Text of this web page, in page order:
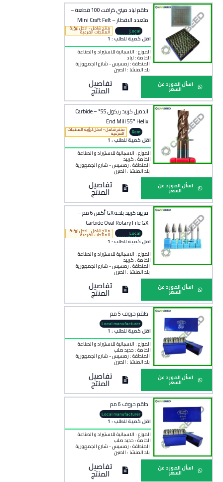
طقم لباد ميني كرافت 100 قطعة –
متعدد الاقطار – Mini Craft Felt
Polishing Set
Local
manufactur
er
منتج شامل - ادخل لرؤية
المنتجات الفرعية
اقل كمية للطلب : 1
الموزع : الاسبانية للاستيراد و الصناعة
الخامة : لباد
المنطقة : رمسيس - شارع الجمهورية
بلد المنشأ :الصين
اسأل المورد عن
السعر تفاصيل
المنتج
اندميل كربيد ريكول 55° – Carbide
End Mill 55° Helix
Rem
o
منتج شامل - ادخل لرؤية المنتجات
الفرعية
اقل كمية للطلب : 1
الموزع : الاسبانية للاستيراد و الصناعة
الخامة : كربيد
المنطقة :رمسيس - شارع الجمهورية
بلد المنشأ :الصين
اسأل المورد عن
السعر تفاصيل
المنتج
فريزة كربيد بلحة GX أكس 6 مم –
Carbide Oval Rotary File GX
Local
manufactur
er
منتج شامل - ادخل لرؤية
المنتجات الفرعية
اقل كمية للطلب : 1
الموزع : الاسبانية للاستيراد و الصناعة
الخامة : كربيد
المنطقة : رمسيس - شارع الجمهورية
بلد المنشأ : الصين
اسأل المورد عن
السعر تفاصيل
المنتج
طقم حروف 5 مم
Local manufacturer
اقل كمية للطلب : 1
الموزع : الاسبانية للاستيراد و الصناعة
الخامة : حديد صلب
المنطقة : رمسيس - شارع الجمهورية
بلد المنشأ :الصين
اسأل المورد عن
السعر تفاصيل
المنتج
طقم حروف 6 مم
Local manufacturer
اقل كمية للطلب : 1
الموزع : الاسبانية للاستيراد و الصناعة
الخامة : حديد صلب
المنطقة : رمسيس - شارع الجمهورية
بلد المنشأ :الصين
اسأل المورد عن
السعر تفاصيل
المنتج